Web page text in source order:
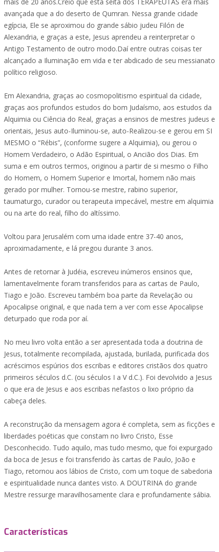
avançada que a do deserto de Qumran. Nessa grande cidade
egípcia, Ele se aproximou do grande sábio judeu Filón de
Alexandria, e graças a este, Jesus aprendeu a reinterpretar o
Antigo Testamento de outro modo.Daí entre outras coisas ter
alcançado a Iluminação em vida e ter abdicado de seu messianato
político religioso.
Em Alexandria, graças ao cosmopolitismo espiritual da cidade,
graças aos profundos estudos do bom Judaísmo, aos estudos da
Alquimia ou Ciência do Real, graças a ensinos de mestres judeus e
orientais, Jesus auto-Iluminou-se, auto-Realizou-se e gerou em SI
MESMO o “Rébis”, (conforme sugere a Alquimia), ou gerou o
Homem Verdadeiro, o Adão Espiritual, o Ancião dos Dias. Em
suma e em outros termos, originou a partir de si mesmo o Filho
do Homem, o Homem Superior e Imortal, homem não mais
gerado por mulher. Tornou-se mestre, rabino superior,
taumaturgo, curador ou terapeuta impecável, mestre em alquimia
ou na arte do real, filho do altíssimo.
Voltou para Jerusalém com uma idade entre 37-40 anos,
aproximadamente, e lá pregou durante 3 anos.
Antes de retornar à Judéia, escreveu inúmeros ensinos que,
lamentavelmente foram transferidos para as cartas de Paulo,
Tiago e João. Escreveu também boa parte da Revelação ou
Apocalipse original, e que nada tem a ver com esse Apocalipse
deturpado que roda por aí.
No meu livro volta então a ser apresentada toda a doutrina de
Jesus, totalmente recompilada, ajustada, burilada, purificada dos
acréscimos espúrios dos escribas e editores cristãos dos quatro
primeiros séculos d.C. (ou séculos I a V d.C.). Foi devolvido a Jesus
o que era de Jesus e aos escribas nefastos o lixo próprio da
cabeça deles.
A reconstrução da mensagem agora é completa, sem as ficções e
liberdades poéticas que constam no livro Cristo, Esse
Desconhecido. Tudo aquilo, mas tudo mesmo, que foi expurgado
da boca de Jesus e foi transferido às cartas de Paulo, João e
Tiago, retornou aos lábios de Cristo, com um toque de sabedoria
e espiritualidade nunca dantes visto. A DOUTRINA do grande
Mestre ressurge maravilhosamente clara e profundamente sábia.
Características